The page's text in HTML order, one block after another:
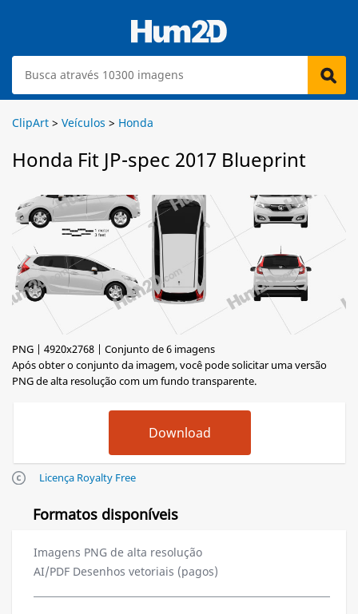
ClipArt > Veículos > Honda
Honda Fit JP-spec 2017 Blueprint
PNG | 4920x2768 | Conjunto de 6 imagens
Após obter o conjunto da imagem, você pode solicitar uma versão
PNG de alta resolução com um fundo transparente.
Licença Royalty Free
Formatos disponíveis
Imagens PNG de alta resolução
AI/PDF Desenhos vetoriais (pagos)